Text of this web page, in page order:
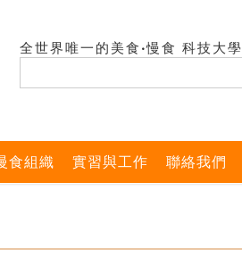
全世界唯一的美食‧慢食 科技大學
食組織 實習與工作 聯絡我們